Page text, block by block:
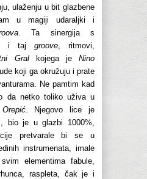
ulaženju u bit glazbene
u magiji udaraljki i
. Ta sinergija s
i taj groove , ritmovi,
Gralkojega jeNino
koji ga okružuju i prate
Ne pamtim kad
da netko toliko uživa u
. Njegovo lice je
bio je u glazbi 1000%,
pretvarale bi se u
instrumenata, imale
elementima fabule,
raspleta, čak je i